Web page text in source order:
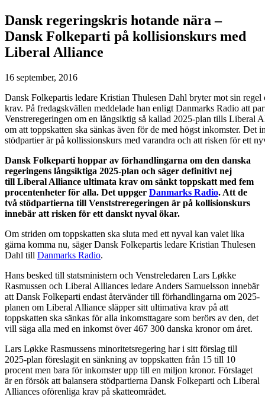
Dansk regeringskris hotande nära –
Dansk Folkeparti på kollisionskurs med
Liberal Alliance
16 september, 2016
Dansk Folkepartis ledare Kristian Thulesen Dahl bryter mot sin
krav. På fredagskvällen meddelade han enligt Danmarks Radio att
Venstreregeringen om en långsiktig så kallad 2025-plan tills Liberal
om att toppskatten ska sänkas även för de med högst inkomster. Det
stödpartier är på kollissionskurs med varandra och att risken för ett
Dansk Folkeparti hoppar av förhandlingarna om den danska
regeringens långsiktiga 2025-plan och säger definitivt nej
till Liberal Alliance ultimata krav om sänkt toppskatt med fem
procentenheter för alla. Det uppger Danmarks Radio. Att de
två stödpartierna till Venststreregeringen är på kollisionskurs
innebär att risken för ett danskt nyval ökar.
Om striden om toppskatten ska sluta med ett nyval kan valet lika
gärna komma nu, säger Dansk Folkepartis ledare Kristian Thulesen
Dahl till Danmarks Radio.
Hans besked till statsministern och Venstreledaren Lars Løkke
Rasmussen och Liberal Alliances ledare Anders Samuelsson innebär
att Dansk Folkeparti endast återvänder till förhandlingarna om 2025-
planen om Liberal Alliance släpper sitt ultimativa krav på att
toppskatten ska sänkas för alla inkomsttagare som berörs av den, det
vill säga alla med en inkomst över 467 300 danska kronor om året.
Lars Løkke Rasmussens minoritetsregering har i sitt förslag till
2025-plan föreslagit en sänkning av toppskatten från 15 till 10
procent men bara för inkomster upp till en miljon kronor. Förslaget
är en försök att balansera stödpartierna Dansk Folkeparti och Liberal
Alliances oförenliga krav på skatteområdet.